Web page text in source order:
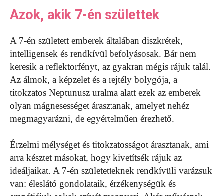
Azok, akik 7-én születtek
A 7-én született emberek általában diszkrétek,
intelligensek és rendkívül befolyásosak. Bár nem
keresik a reflektorfényt, az gyakran mégis rájuk talál.
Az álmok, a képzelet és a rejtély bolygója, a
titokzatos Neptunusz uralma alatt ezek az emberek
olyan mágnesességet árasztanak, amelyet nehéz
megmagyarázni, de egyértelműen érezhető.
Érzelmi mélységet és titokzatosságot árasztanak, ami
arra késztet másokat, hogy kivetítsék rájuk az
ideáljaikat. A 7-én születetteknek rendkívüli varázsuk
van: éleslátó gondolataik, érzékenységük és